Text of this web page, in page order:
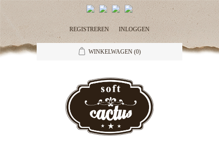
REGISTREREN INLOGGEN
WINKELWAGEN (0)